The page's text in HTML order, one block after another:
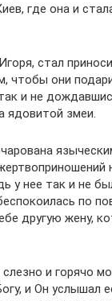
где она и
стал
чтобы они
и не
ядовитой змеи.
у нее так и не
по
другую жену,
и горячо
и Он услышал